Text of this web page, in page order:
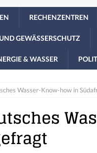
RECHENZENTREN
GEWÄSSERSCHUTZ
& WASSER
Wasser-Know-how in